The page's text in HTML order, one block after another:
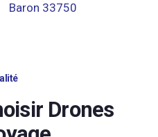
Baron 33750
Drones